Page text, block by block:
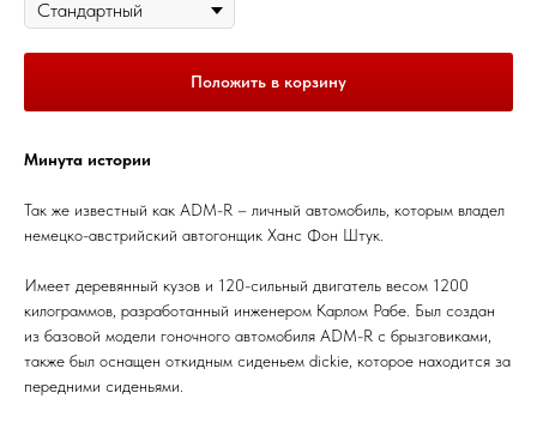
Положить в корзину
Минута истории
Так же известный как ADM-R – личный автомобиль, которым владел
немецко-австрийский автогонщик Ханс Фон Штук.
Имеет деревянный кузов и 120-сильный двигатель весом 1200
килограммов, разработанный инженером Карлом Рабе. Был создан
из базовой модели гоночного автомобиля ADM-R с брызговиками,
также был оснащен откидным сиденьем dickie, которое находится за
передними сиденьями.